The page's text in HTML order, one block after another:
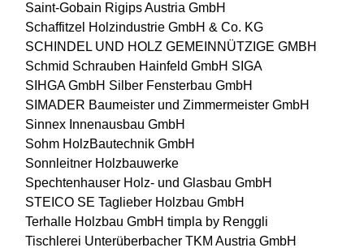
Saint-Gobain Rigips Austria GmbH
Schaffitzel Holzindustrie GmbH & Co. KG
SCHINDEL UND HOLZ GEMEINNÜTZIGE GMBH
Schmid Schrauben Hainfeld GmbH SIGA
SIHGA GmbH Silber Fensterbau GmbH
SIMADER Baumeister und Zimmermeister GmbH
Sinnex Innenausbau GmbH
Sohm HolzBautechnik GmbH
Sonnleitner Holzbauwerke
Spechtenhauser Holz- und Glasbau GmbH
STEICO SE Taglieber Holzbau GmbH
Terhalle Holzbau GmbH timpla by Renggli
Tischlerei Unterüberbacher TKM Austria GmbH